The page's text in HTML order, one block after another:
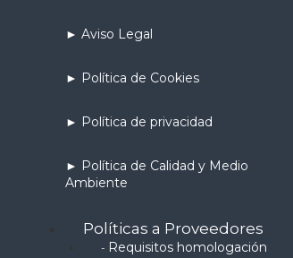
► Aviso Legal
► Política de Cookies
► Política de privacidad
► Política de Calidad y Medio
Ambiente
Políticas a Proveedores
- Requisitos homologación